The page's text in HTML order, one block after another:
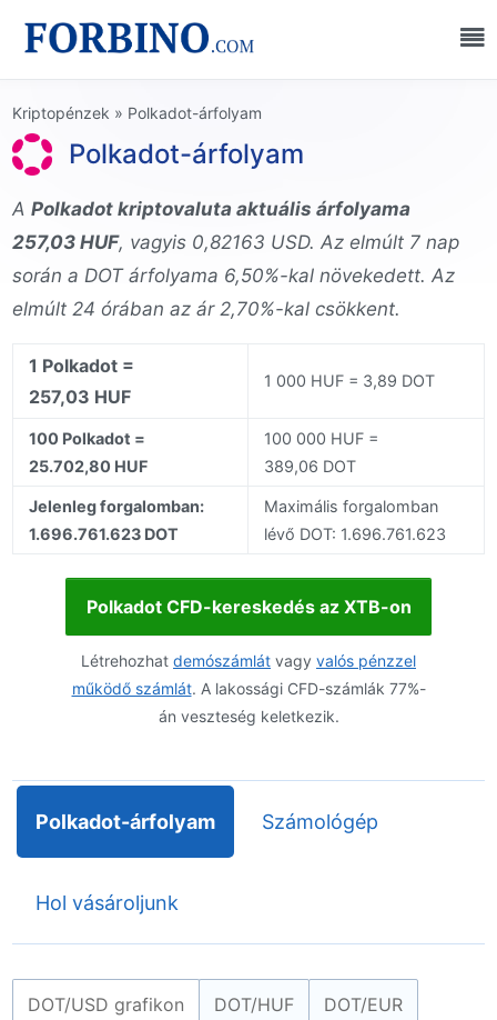
Kriptopénzek » Polkadot-árfolyam
Polkadot-árfolyam
A Polkadot kriptovaluta aktuális árfolyama
257,03 HUF, vagyis 0,82163 USD. Az elmúlt 7 nap
során a DOT árfolyama 6,50%-kal növekedett. Az
elmúlt 24 órában az ár 2,70%-kal csökkent.
1 Polkadot =
257,03 HUF
1 000 HUF = 3,89 DOT
100 Polkadot =
25.702,80 HUF
100 000 HUF =
389,06 DOT
Jelenleg forgalomban:
1.696.761.623 DOT
Maximális forgalomban
lévő DOT: 1.696.761.623
Polkadot CFD-kereskedés az XTB-on
Létrehozhat demószámlát vagy valós pénzzel
működő számlát. A lakossági CFD-számlák 77%-
án veszteség keletkezik.
Polkadot-árfolyam Számológép
Hol vásároljunk
DOT/USD grafikon DOT/HUF
DOT/EUR